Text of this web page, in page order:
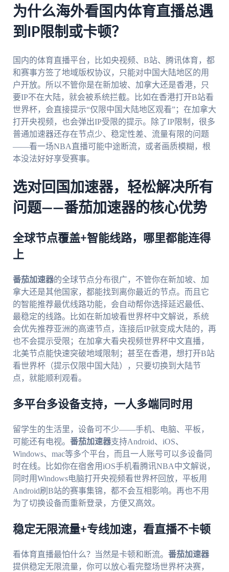
为什么海外看国内体育直播总遇
到IP限制或卡顿？
国内的体育直播平台，比如央视频、B站、腾讯体育，都
和赛事方签了地域版权协议，只能对中国大陆地区的用
户开放。所以不管你是在新加坡、加拿大还是香港，只
要IP不在大陆，就会被系统拦截。比如在香港打开B站看
世界杯，会直接提示“仅限中国大陆地区观看”；在加拿大
打开央视频，也会弹出IP受限的提示。除了IP限制，很多
普通加速器还存在节点少、稳定性差、流量有限的问题
——看一场NBA直播可能中途断流，或者画质模糊，根
本没法好好享受赛事。
选对回国加速器，轻松解决所有
问题——番茄加速器的核心优势
全球节点覆盖+智能线路，哪里都能连得
上
番茄加速器的全球节点分布很广，不管你在新加坡、加
拿大还是其他国家，都能找到离你最近的节点。而且它
的智能推荐最优线路功能，会自动帮你选择延迟最低、
最稳定的线路。比如在新加坡看世界杯中文解说，系统
会优先推荐亚洲的高速节点，连接后IP就变成大陆的，再
也不会提示受限；在加拿大看央视频世界杯中文直播，
北美节点能快速突破地域限制；甚至在香港，想打开B站
看世界杯（提示仅限中国大陆），只要切换到大陆节
点，就能顺利观看。
多平台多设备支持，一人多端同时用
留学生的生活里，设备可不少——手机、电脑、平板，
可能还有电视。 番茄加速器支持Android、iOS、
Windows、mac等多个平台，而且一人账号可以多设备同
时在线。比如你在宿舍用iOS手机看腾讯NBA中文解说，
同时用Windows电脑打开央视频看世界杯回放，平板用
Android刷B站的赛事集锦，都不会互相影响。再也不用
为了切换设备而重新登录，方便又高效。
稳定无限流量+专线加速，看直播不卡顿
看体育直播最怕什么？当然是卡顿和断流。 番茄加速器
提供稳定无限流量，你可以放心看完整场世界杯决赛，